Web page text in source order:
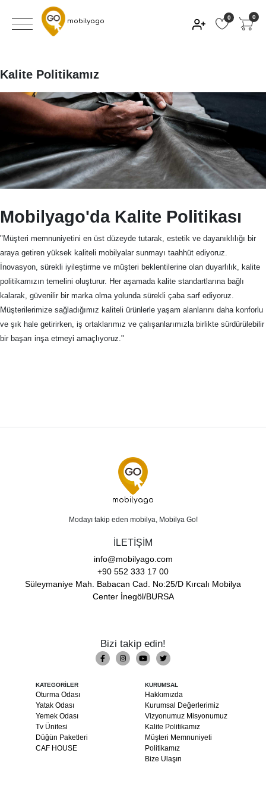
mobilyago 0 0
Kalite Politikamız
Mobilyago'da Kalite Politikası
"Müşteri memnuniyetini en üst düzeyde tutarak, estetik ve dayanıklılığı bir
araya getiren yüksek kaliteli mobilyalar sunmayı taahhüt ediyoruz.
İnovasyon, sürekli iyileştirme ve müşteri beklentilerine olan duyarlılık, kalite
politikamızın temelini oluşturur. Her aşamada kalite standartlarına bağlı
kalarak, güvenilir bir marka olma yolunda sürekli çaba sarf ediyoruz.
Müşterilerimize sağladığımız kaliteli ürünlerle yaşam alanlarını daha konforlu
ve şık hale getirirken, iş ortaklarımız ve çalışanlarımızla birlikte sürdürülebilir
bir başarı inşa etmeyi amaçlıyoruz."
mobilyago
Modayı takip eden mobilya, Mobilya Go!
İLETİŞİM
info@mobilyago.com
+90 552 333 17 00
Süleymaniye Mah. Babacan Cad. No:25/D Kırcalı Mobilya
Center İnegöl/BURSA
Bizi takip edin!
KATEGORİLER
Oturma Odası
Yatak Odası
Yemek Odası
Tv Ünitesi
Düğün Paketleri
CAF HOUSE
KURUMSAL
Hakkımızda
Kurumsal Değerlerimiz
Vizyonumuz Misyonumuz
Kalite Politikamız
Müşteri Memnuniyeti
Politikamız
Bize Ulaşın